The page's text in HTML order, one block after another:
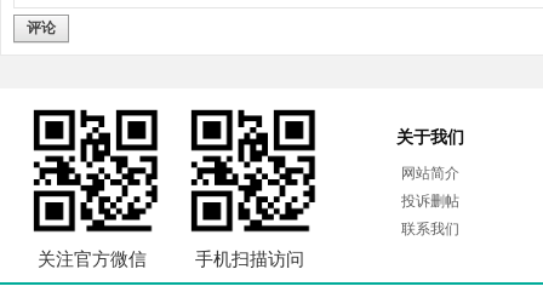
评论
关注官方微信 手机扫描访问
关于我们
网站简介
投诉删帖
联系我们